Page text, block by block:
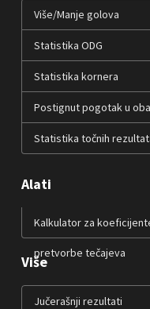
Više/Manje golova
Statistika ODG
Statistika kornera
Postignut pogotak u
Statistika točnih
Alati
Kalkulator za
pretvorbe tečajeva
Više
Jučerašnji rezultati